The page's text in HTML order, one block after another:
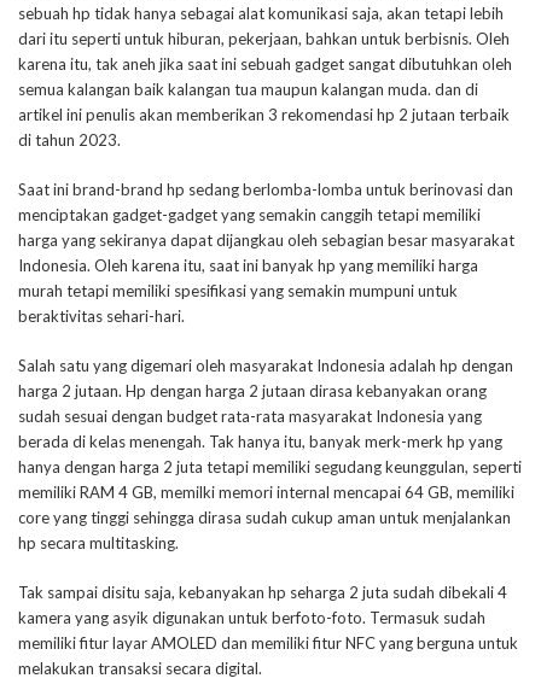
sebuah hp tidak hanya sebagai alat komunikasi saja, akan tetapi lebih
dari itu seperti untuk hiburan, pekerjaan, bahkan untuk berbisnis. Oleh
karena itu, tak aneh jika saat ini sebuah gadget sangat dibutuhkan oleh
semua kalangan baik kalangan tua maupun kalangan muda. dan di
artikel ini penulis akan memberikan 3 rekomendasi hp 2 jutaan terbaik
di tahun 2023.
Saat ini brand-brand hp sedang berlomba-lomba untuk berinovasi dan
menciptakan gadget-gadget yang semakin canggih tetapi memiliki
harga yang sekiranya dapat dijangkau oleh sebagian besar masyarakat
Indonesia. Oleh karena itu, saat ini banyak hp yang memiliki harga
murah tetapi memiliki spesifikasi yang semakin mumpuni untuk
beraktivitas sehari-hari.
Salah satu yang digemari oleh masyarakat Indonesia adalah hp dengan
harga 2 jutaan. Hp dengan harga 2 jutaan dirasa kebanyakan orang
sudah sesuai dengan budget rata-rata masyarakat Indonesia yang
berada di kelas menengah. Tak hanya itu, banyak merk-merk hp yang
hanya dengan harga 2 juta tetapi memiliki segudang keunggulan, seperti
memiliki RAM 4 GB, memilki memori internal mencapai 64 GB, memiliki
core yang tinggi sehingga dirasa sudah cukup aman untuk menjalankan
hp secara multitasking.
Tak sampai disitu saja, kebanyakan hp seharga 2 juta sudah dibekali 4
kamera yang asyik digunakan untuk berfoto-foto. Termasuk sudah
memiliki fitur layar AMOLED dan memiliki fitur NFC yang berguna untuk
melakukan transaksi secara digital.